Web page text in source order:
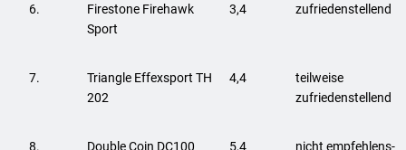
6.
Firestone Firehawk
Sport
3,4 zufriedenstellend
7.
Triangle Effexsport TH
202
4,4
teilweise
zufriedenstellend
8. Double Coin DC100 5,4
nicht empfehlens-